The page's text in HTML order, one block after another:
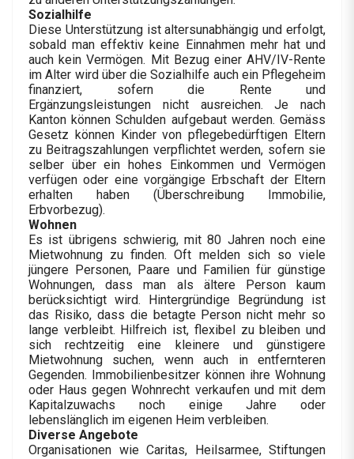
Sozialhilfe
Diese Unterstützung ist altersunabhängig und erfolgt,
sobald man effektiv keine Einnahmen mehr hat und
auch kein Vermögen. Mit Bezug einer AHV/IV-Rente
im Alter wird über die Sozialhilfe auch ein Pflegeheim
finanziert, sofern die Rente und
Ergänzungsleistungen nicht ausreichen. Je nach
Kanton können Schulden aufgebaut werden. Gemäss
Gesetz können Kinder von pflegebedürftigen Eltern
zu Beitragszahlungen verpflichtet werden, sofern sie
selber über ein hohes Einkommen und Vermögen
verfügen oder eine vorgängige Erbschaft der Eltern
erhalten haben (Überschreibung Immobilie,
Erbvorbezug).
Wohnen
Es ist übrigens schwierig, mit 80 Jahren noch eine
Mietwohnung zu finden. Oft melden sich so viele
jüngere Personen, Paare und Familien für günstige
Wohnungen, dass man als ältere Person kaum
berücksichtigt wird. Hintergründige Begründung ist
das Risiko, dass die betagte Person nicht mehr so
lange verbleibt. Hilfreich ist, flexibel zu bleiben und
sich rechtzeitig eine kleinere und günstigere
Mietwohnung suchen, wenn auch in entfernteren
Gegenden. Immobilienbesitzer können ihre Wohnung
oder Haus gegen Wohnrecht verkaufen und mit dem
Kapitalzuwachs noch einige Jahre oder
lebenslänglich im eigenen Heim verbleiben.
Diverse Angebote
Organisationen wie Caritas, Heilsarmee, Stiftungen